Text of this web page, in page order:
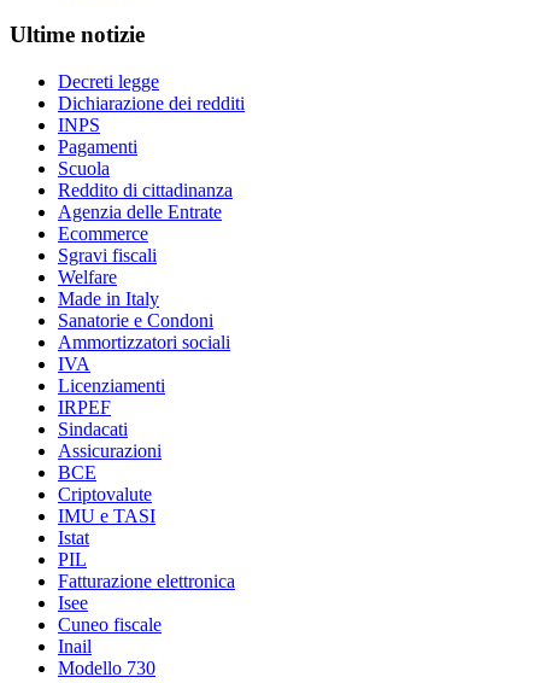
Ultime notizie
Decreti legge
Dichiarazione dei redditi
INPS
Pagamenti
Scuola
Reddito di cittadinanza
Agenzia delle Entrate
Ecommerce
Sgravi fiscali
Welfare
Made in Italy
Sanatorie e Condoni
Ammortizzatori sociali
IVA
Licenziamenti
IRPEF
Sindacati
Assicurazioni
BCE
Criptovalute
IMU e TASI
Istat
PIL
Fatturazione elettronica
Isee
Cuneo fiscale
Inail
Modello 730